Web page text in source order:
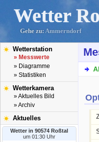
Wetter
Gehe zu: Ammerndorf
Wetterstation
» Messwerte
» Diagramme
» Statistiken
Wetterkamera
» Aktuelles Bild
» Archiv
Aktuelles
Wetter in 90574 Roßtal
um 01:30 Uhr